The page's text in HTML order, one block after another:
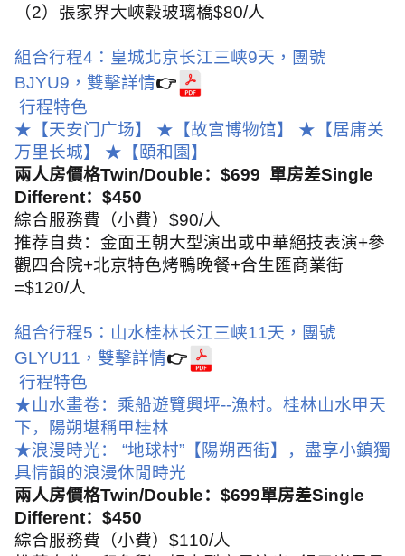
（2）張家界大峽穀玻璃橋$80/人
組合行程4 ：皇城北京长江三峡9天，團號
BJYU9 ， 雙擊詳情👉
行程特色
★【天安门广场】
★【故宫博物馆】
★【居庸关
万里长城】
★【頤和園】
兩人房價格Twin/Double： $699 單房差Single
Different： $450
綜合服務費（小費） $90/人
推荐自费： 金面王朝大型演出或中華絕技表演+參
觀四合院+北京特色烤鴨晚餐+合生匯商業街
=$120/人
組合行程5 ：山水桂林长江三峡11天，團號
GLYU11 ， 雙擊詳情👉
行程特色
★山水畫卷：乘船遊覽興坪--漁村。桂林山水甲天
下，陽朔堪稱甲桂林
★浪漫時光：
“地球村” 【陽朔西街】，盡享小鎮獨
具情韻的浪漫休閒時光
兩人房價格Twin/Double： $699單房差Single
Different： $450
綜合服務費（小費） $110/人